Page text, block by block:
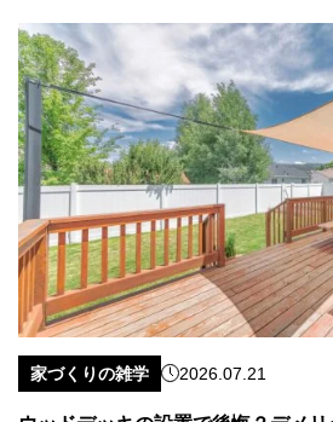
家づくりの雑学 2026.07.21